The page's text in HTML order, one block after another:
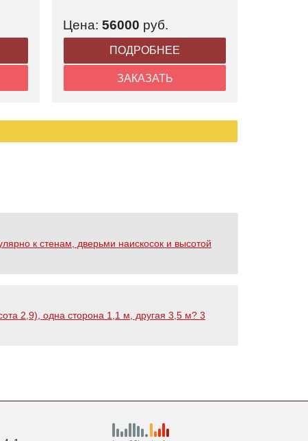
Цена: 56000 руб.
ПОДРОБНЕЕ
ЗАКАЗАТЬ
к стенам, дверьми наискосок и высотой
2,9), одна сторона 1,1 м, другая 3,5 м? 3